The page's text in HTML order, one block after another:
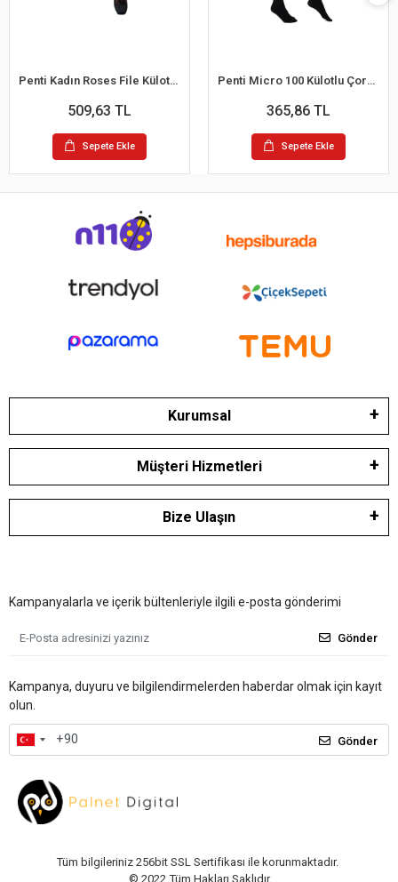
Penti Kadın Roses File Külotlu Çorap
509,63 TL
Sepete Ekle
Penti Micro 100 Külotlu Çorap100 Denye
365,86 TL
Sepete Ekle
Kurumsal
Müşteri Hizmetleri
Bize Ulaşın
Kampanyalarla ve içerik bültenleriyle ilgili e-posta gönderimi
Gönder
Kampanya, duyuru ve bilgilendirmelerden haberdar olmak için kayıt
olun.
Gönder
Tüm bilgileriniz 256bit SSL Sertifikası ile korunmaktadır.
© 2022 Tüm Hakları Saklıdır